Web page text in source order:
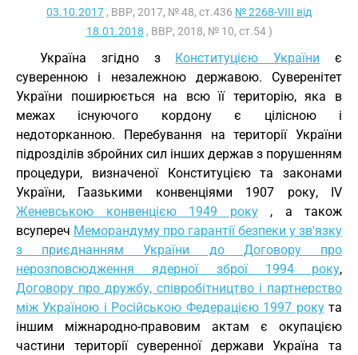
03.10.2017 , ВВР, 2017, № 48, ст.436 № 2268-VIII від
18.01.2018 , ВВР, 2018, № 10, ст.54 )
Україна згідно з Конституцією України є
суверенною і незалежною державою. Суверенітет
України поширюється на всю її територію, яка в
межах існуючого кордону є цілісною і
недоторканною. Перебування на території України
підрозділів збройних сил інших держав з порушенням
процедури, визначеної Конституцією та законами
України, Гаазькими конвенціями 1907 року, IV
Женевською конвенцією 1949 року, а також
всупереч Меморандуму про гарантії безпеки у зв'язку
з приєднанням України до Договору про
нерозповсюдження ядерної зброї 1994 року,
Договору про дружбу, співробітництво і партнерство
між Україною і Російською Федерацією 1997 рокута
іншим міжнародно-правовим актам є окупацією
частини території суверенної держави Україна та